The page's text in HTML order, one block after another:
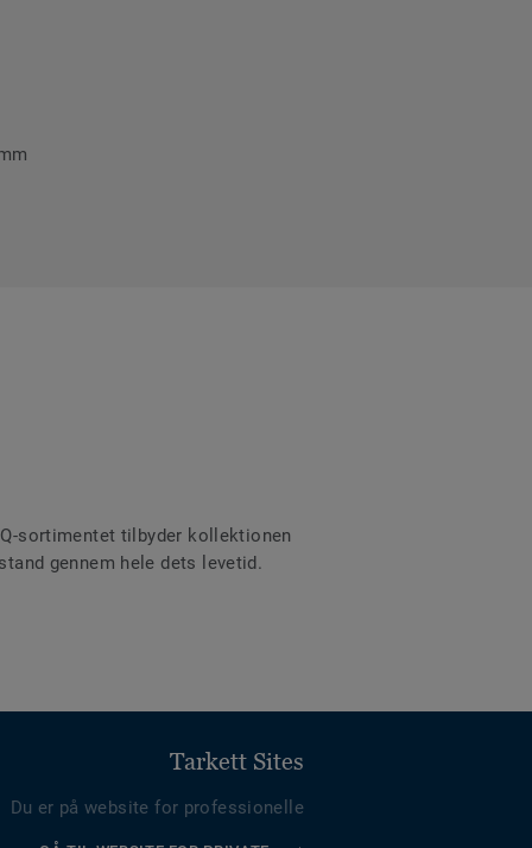
sortimentet tilbyder kollektionen
gennem hele dets levetid.
Tarkett Sites
Du er på website for professionelle